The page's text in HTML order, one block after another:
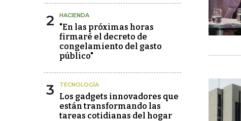
2 HACIENDA
"En las próximas horas
firmaré el decreto de
congelamiento del gasto
público"
3 TECNOLOGÍA
Los gadgets innovadores que
están transformando las
tareas cotidianas del hogar